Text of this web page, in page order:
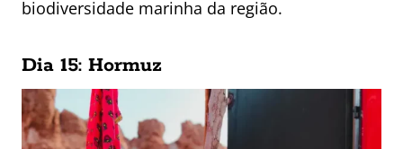
biodiversidade marinha da região.
Dia 15: Hormuz